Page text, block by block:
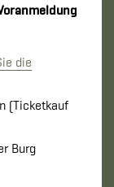
die
(Ticketkauf
Burg